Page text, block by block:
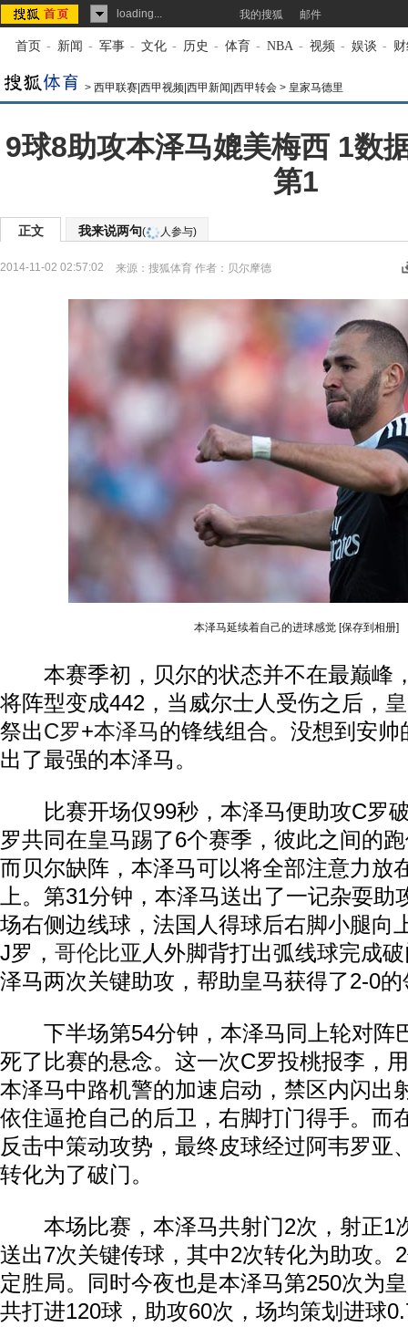
loading... 我的搜狐 邮件
首页 - 新闻 - 军事 - 文化 - 历史 - 体育 - NBA - 视频 - 娱谈 -
> 西甲联赛|西甲视频|西甲新闻|西甲转会 > 皇家马德里
9球8助攻本泽马媲美梅西 1数
第1
正文 我来说两句( 人参与)
2014-11-02 02:57:02 来源： 搜狐体育 作者：贝尔摩德
本泽马延续着自己的进球感觉 [保存到相册]
本赛季初，贝尔的状态并不在最巅峰
将阵型变成442，当威尔士人受伤之后，
祭出C罗+本泽马的锋线组合。没想到安
出了最强的本泽马。
比赛开场仅99秒，本泽马便助攻C罗
罗共同在皇马踢了6个赛季，彼此之间的
而贝尔缺阵，本泽马可以将全部注意力放
上。第31分钟，本泽马送出了一记杂耍助
场右侧边线球，法国人得球后右脚小腿向
J罗， 哥伦比亚 人外脚背打出弧线球完成
泽马两次关键助攻，帮助皇马获得了2-0
下半场第54分钟，本泽马同上轮对阵
死了比赛的悬念。这一次C罗投桃报李，
本泽马中路机警的加速启动，禁区内闪出
依住逼抢自己的后卫，右脚打门得手。而
反击中策动攻势，最终皮球经过阿韦罗亚
转化为了破门。
本场比赛，本泽马共射门2次，射正1
送出7次关键传球，其中2次转化为助攻。
定胜局。同时今夜也是本泽马第250次为
共打进120球，助攻60次，场均策划进球